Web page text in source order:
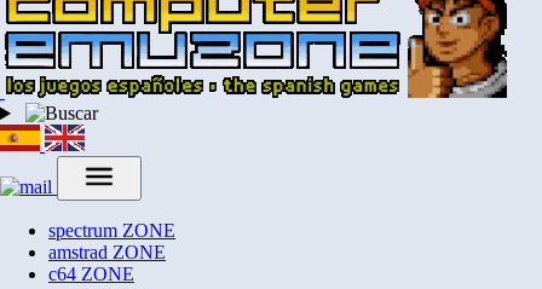
spectrum ZONE
amstrad ZONE
c64 ZONE